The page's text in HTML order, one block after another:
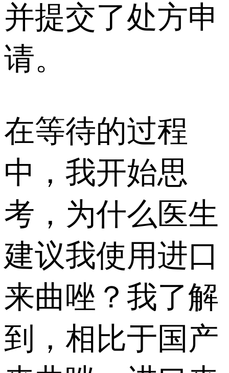
并提交了处方申
请。
在等待的过程
中，我开始思
考，为什么医生
建议我使用进口
来曲唑？我了解
到，相比于国产